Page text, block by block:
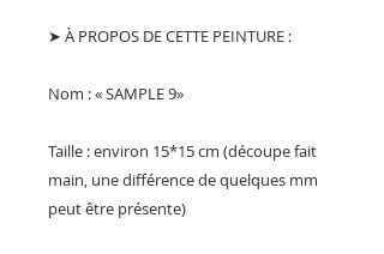
➤ À PROPOS DE CETTE PEINTURE :
Nom : « SAMPLE 9»
Taille : environ 15*15 cm (découpe fait
main, une différence de quelques mm
peut être présente)